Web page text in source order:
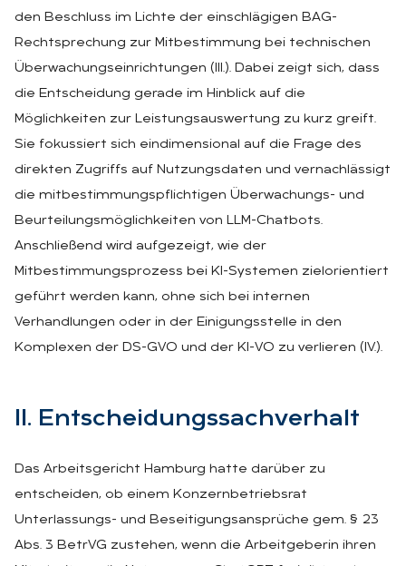
den Beschluss im Lichte der einschlägigen BAG-
Rechtsprechung zur Mitbestimmung bei technischen
Überwachungseinrichtungen (III.). Dabei zeigt sich, dass
die Entscheidung gerade im Hinblick auf die
Möglichkeiten zur Leistungsauswertung zu kurz greift.
Sie fokussiert sich eindimensional auf die Frage des
direkten Zugriffs auf Nutzungsdaten und vernachlässigt
die mitbestimmungspflichtigen Überwachungs- und
Beurteilungsmöglichkeiten von LLM-Chatbots.
Anschließend wird aufgezeigt, wie der
Mitbestimmungsprozess bei KI-Systemen zielorientiert
geführt werden kann, ohne sich bei internen
Verhandlungen oder in der Einigungsstelle in den
Komplexen der DS-GVO und der KI-VO zu verlieren (IV.).
II. Ent­schei­dungs­sach­ver­halt
Das Arbeitsgericht Hamburg hatte darüber zu
entscheiden, ob einem Konzernbetriebsrat
Unterlassungs- und Beseitigungsansprüche gem. § 23
Abs. 3 BetrVG zustehen, wenn die Arbeitgeberin ihren